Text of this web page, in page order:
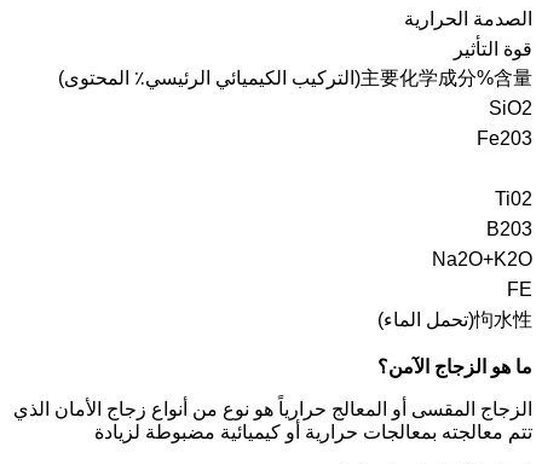
الصدمة الحرارية
قوة التأثير
主要化学成分%含量(التركيب الكيميائي الرئيسي٪ المحتوى)
SiO2
Fe203
Ti02
B203
Na2O+K2O
FE
怐水性(تحمل الماء)
ما هو الزجاج الآمن؟
الزجاج المقسى أو المعالج حرارياً هو نوع من أنواع زجاج الأمان الذي
تتم معالجته بمعالجات حرارية أو كيميائية مضبوطة لزيادة